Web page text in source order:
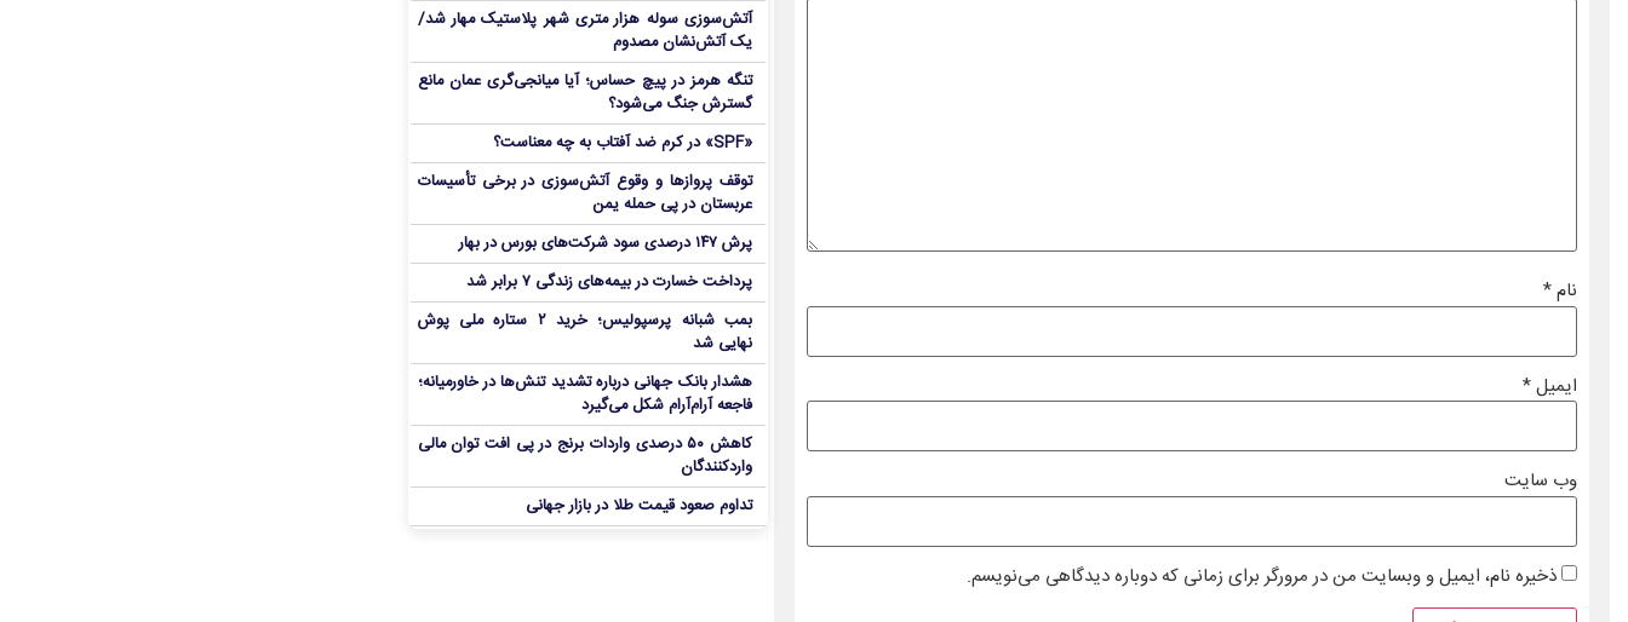
نام*
ایمیل*
وب‌ سایت
ذخیره نام، ایمیل و وبسایت من در مرورگر برای زمانی که دوباره دیدگاهی می‌نویسم.
آتش‌سوزی سوله هزار متری شهر پلاستیک مهار شد/
یک آتش‌نشان مصدوم
تنگه هرمز در پیچ حساس؛ آیا میانجی‌گری عمان مانع
گسترش جنگ می‌شود؟
«SPF» در کرم ضد آفتاب به چه معناست؟
توقف پروازها و وقوع آتش‌سوزی در برخی تأسیسات
عربستان در پی حمله یمن
پرش ۱۴۷ درصدی سود شرکت‌های بورس در بهار
پرداخت خسارت در بیمه‌های زندگی ۷ برابر شد
بمب شبانه پرسپولیس؛ خرید ۲ ستاره ملی پوش
نهایی شد
هشدار بانک جهانی درباره تشدید تنش‌ها در خاورمیانه؛
فاجعه آرام‌آرام شکل می‌گیرد
کاهش ۵۰ درصدی واردات برنج در پی افت توان مالی
واردکنندگان
تداوم صعود قیمت طلا در بازار جهانی